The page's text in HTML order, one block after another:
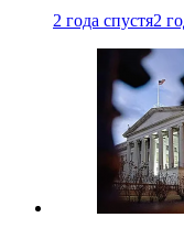
2 года спустя2